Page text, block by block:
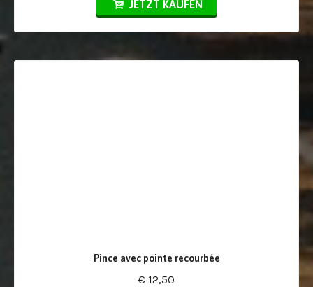
JETZT KAUFEN
Pince avec pointe recourbée
€ 12,50